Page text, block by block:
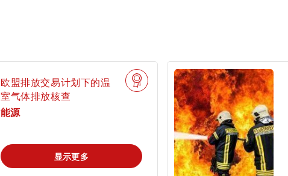
可持续发展
欧盟排放交易计划下的温
室气体排放核查
能源
显示更多